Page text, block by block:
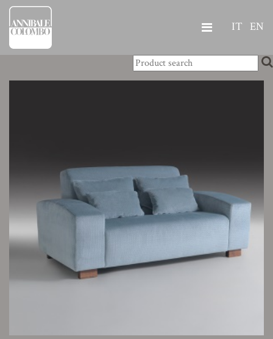
IT EN